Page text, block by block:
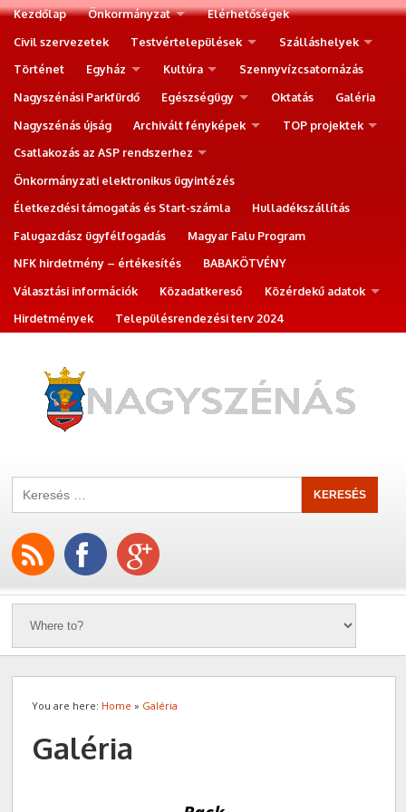
Kezdőlap Önkormányzat
Elérhetőségek
Civil szervezetek
Testvértelepülések
Szálláshelyek
Történet
Egyház Kultúra
Szennyvízcsatornázás
Nagyszénási Parkfürdő
Egészségügy Oktatás
Galéria
Nagyszénás újság
Archivált fényképek
TOP projektek
Csatlakozás az ASP rendszerhez
Önkormányzati elektronikus ügyintézés
Életkezdési támogatás és Start-számla
Hulladékszállítás
Falugazdász ügyfélfogadás
Magyar Falu Program
NFK hirdetmény – értékesítés
BABAKÖTVÉNY
Választási információk
Közadatkereső
Közérdekű adatok
Hirdetmények
Településrendezési terv 2024
You are here: Home » Galéria
Galéria